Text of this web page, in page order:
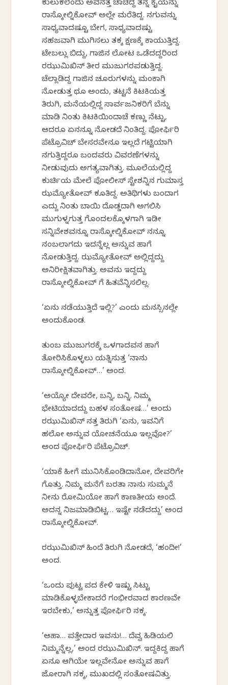
ಕುಲುಕಲೆಂದು ಅವನತ್ತ ಚಾಚಿದ್ದ ತನ್ನ ಕೈಯನ್ನು
ರಾಸ್ಕೋಲ್ನಿಕೋವ್ ಅಲ್ಲೇ ಮರೆತಿದ್ದ. ನಗುವನ್ನು
ಸಾಧ್ಯವಾದಷ್ಟೂ ಬೇಗ, ಸಾಧ್ಯವಾದಷ್ಟು
ಸಹಜವಾಗಿ ಮುಗಿಸಲು ತಕ್ಕ ಕ್ಷಣಕ್ಕೆ ಕಾಯುತ್ತಿದ್ದ.
ಟೇಬಲ್ಲು ಬಿದ್ದು, ಗಾಜಿನ ಲೋಟ ಒಡೆದದ್ದರಿಂದ
ರಝುಮಿಖಿನ್ ತೀರ ಮುಜುಗರಪಡುತ್ತಿದ್ದ.
ಚೆಲ್ಲಾಡಿದ್ದ ಗಾಜಿನ ಚೂರುಗಳನ್ನು ಮಂಕಾಗಿ
ನೋಡುತ್ತ ಥೂ ಅಂದು, ತಟ್ಟನೆ ಕಿಟಕಿಯತ್ತ
ತಿರುಗಿ, ಮನೆಯಲ್ಲಿದ್ದ ಸಾರ್ವಜನಿಕರಿಗೆ ಬೆನ್ನು
ಮಾಡಿ ನಿಂತು ಕಿಟಕಿಯಿಂದಾಚೆ ಕಣ್ಣು ನೆಟ್ಟು,
ಆದರೂ ಏನನ್ನೂ ನೋಡದೆ ನಿಂತಿದ್ದ. ಪೋರ್ಫಿರಿ
ಪೆಟ್ರೊವಿಚ್ ಬೇಸರವೇನೂ ಇಲ್ಲದೆ ಗಟ್ಟಿಯಾಗಿ
ನಗುತ್ತಿದ್ದರೂ ಬಂದವರು ವಿವರಣೆಗಳನ್ನು
ನೀಡುವುದು ಅಗತ್ಯವಾಗಿತ್ತು. ಮೂಲೆಯಲ್ಲಿದ್ದ
ಕುರ್ಚಿಯ ಮೇಲೆ ಪೋಲೀಸ್ ಸ್ಟೇಶನ್ನಿನ ಗುಮಾಸ್ತ
ಝಮ್ಯೋತೋವ್ ಕೂತಿದ್ದ. ಅತಿಥಿಗಳು ಬಂದಾಗ
ಎದ್ದು ನಿಂತು ಬಾಯಿ ದೊಡ್ಡದಾಗಿ ಅಗಲಿಸಿ
ಮುಗುಳ್ನಗುತ್ತ ಗೊಂದಲಕ್ಕೊಳಗಾಗಿ ಇಡೀ
ಸನ್ನಿವೇಶವನ್ನೂ ರಾಸ್ಕೋಲ್ನಿಕೋವ್‍ ನನ್ನೂ
ನಂಬಲಾಗದು ಇದನ್ನೆಲ್ಲ ಅನ್ನುವ ಹಾಗೆ
ನೋಡುತ್ತಿದ್ದ. ಝಮ್ಯೋತೋವ್‍ ಅಲ್ಲಿದ್ದದ್ದು
ಅನಿರೀಕ್ಷಿತವಾಗಿತ್ತು. ಅವನು ಇದ್ದದ್ದು
ರಾಸ್ಕೋಲ್ನಿಕೋವ್‍ ಗೆ ಹಿತವೆನ್ನಿಸಲಿಲ್ಲ.
‘ಏನು ನಡೆಯುತ್ತಿದೆ ಇಲ್ಲಿ?’ ಎಂದು ಮನಸ್ಸಿನಲ್ಲೇ
ಅಂದುಕೊಂಡ.
ತುಂಬ ಮುಜುಗರಕ್ಕೆ ಒಳಗಾದವನ ಹಾಗೆ
ತೋರಿಸಿಕೊಳ್ಳಲು ಯತ್ನಿಸುತ್ತ ‘ನಾನು
ರಾಸ್ಕೋಲ್ನಿಕೋವ್…’ ಅಂದ.
‘ಅಯ್ಯೋ ದೇವರೇ, ಬನ್ನಿ, ಬನ್ನಿ. ನಿಮ್ಮ
ಭೇಟಿಯಾದದ್ದು ಬಹಳ ಸಂತೋಷ…’ ಅಂದು
ರಝುಮಿಖಿನ್‍ ನತ್ತ ತಿರುಗಿ ‘ಏನು, ಇವನಿಗೆ
ಹಲೋ ಅನ್ನುವ ಯೋಚನೆಯೂ ಇಲ್ಲವೋ?’
ಅಂದ ಪೋರ್ಫಿರಿ ಪೆಟ್ರೊವಿಚ್.
‘ಯಾಕೆ ಹೀಗೆ ಮುನಿಸಿಕೊಂಡಿದಾನೋ, ದೇವರಿಗೇ
ಗೊತ್ತು. ನಿಮ್ಮ ಮನೆಗೆ ಬರತಾ ನಾನು ಸುಮ್ಮನೆ
ನೀನು ರೋಮಿಯೋ ಹಾಗೆ ಕಾಣತೀಯ ಅಂದೆ.
ಅದನ್ನ ನಿಜಮಾಡಿಬಿಟ್ಟ… ಇಷ್ಟೇ ನಡೆದದ್ದು’ ಅಂದ
ರಾಸ್ಕೋಲ್ನಿಕೋವ್.
ರಝುಮಿಖಿನ್ ಹಿಂದೆ ತಿರುಗಿ ನೋಡದೆ, ‘ಹಂದೀ!’
ಅಂದ.
‘ಒಂದು ಪುಟ್ಟ ಪದ ಕೇಳಿ ಇಷ್ಟು ಸಿಟ್ಟು
ಮಾಡಿಕೊಳ್ಳಬೇಕಾದರೆ ಗಂಭೀರವಾದ ಕಾರಣವೇ
ಇರಬೇಕು,’ ಅನ್ನುತ್ತ ಪೋರ್ಫಿರಿ ನಕ್ಕ.
‘ಆಹಾ… ಪತ್ತೇದಾರ ಇವನು!… ದೆವ್ವ ಹಿಡಿಯಲಿ
ನಿಮ್ಮನ್ನೆಲ್ಲ,’ ಅಂದ ರಝುಮಿಖಿನ್. ಇದ್ದಕಿದ್ದ ಹಾಗೆ
ಏನೂ ಆಗಿಯೇ ಇಲ್ಲವೇನೋ ಅನ್ನುವ ಹಾಗೆ
ಜೋರಾಗಿ ನಕ್ಕ, ಮುಖದಲ್ಲಿ ಸಂತೋಷವಿತ್ತು.